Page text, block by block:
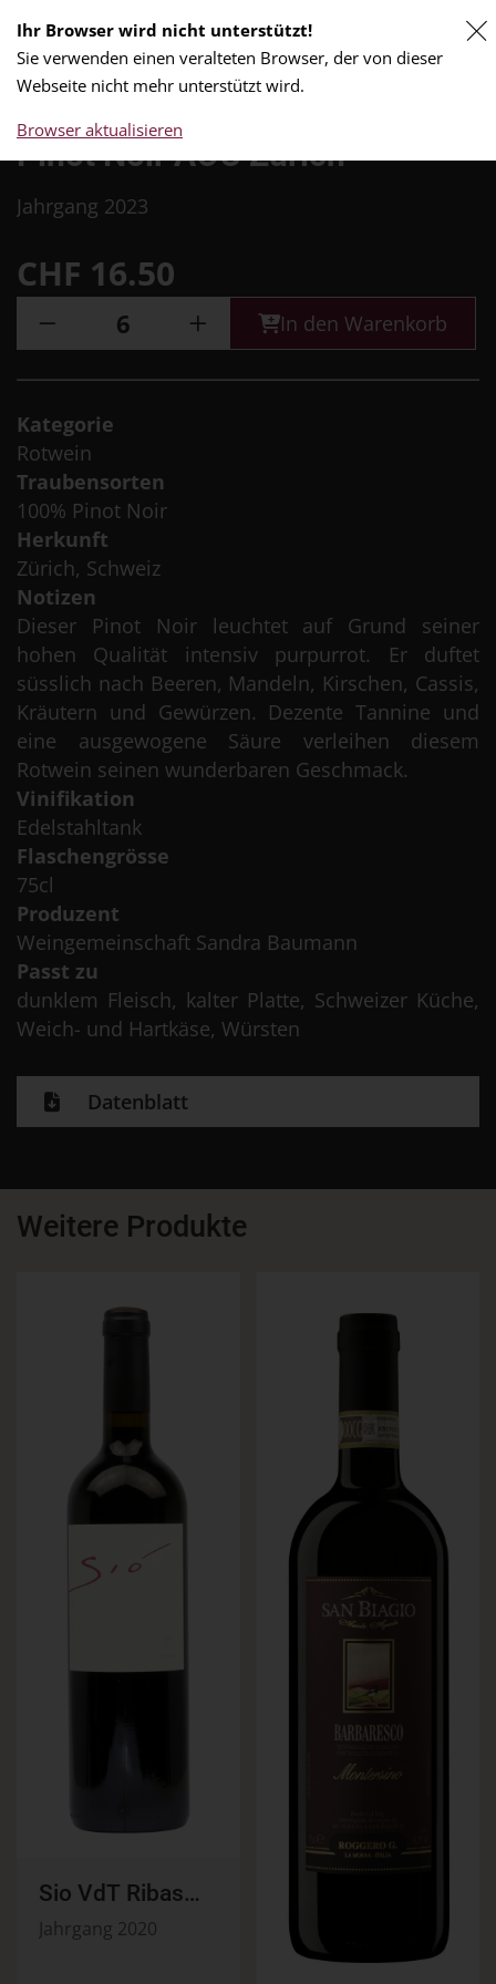
Pinot Noir AOC Zürich
Jahrgang 2023
CHF 16.50
In den Warenkorb
Kategorie
Rotwein
Traubensorten
100% Pinot Noir
Herkunft
Zürich, Schweiz
Notizen
Dieser Pinot Noir leuchtet auf Grund seiner
hohen Qualität intensiv purpurrot. Er duftet
süsslich nach Beeren, Mandeln, Kirschen, Cassis,
Kräutern und Gewürzen. Dezente Tannine und
eine ausgewogene Säure verleihen diesem
Rotwein seinen wunderbaren Geschmack.
Vinifikation
Edelstahltank
Flaschengrösse
75cl
Produzent
Weingemeinschaft Sandra Baumann
Passt zu
dunklem Fleisch, kalter Platte, Schweizer Küche,
Weich- und Hartkäse, Würsten
Datenblatt
Weitere Produkte
Sio VdT Ribas
150cl
Jahrgang 2020
Ihr Browser wird nicht unterstützt!
Sie verwenden einen veralteten Browser, der von dieser
Webseite nicht mehr unterstützt wird.
Browser aktualisieren